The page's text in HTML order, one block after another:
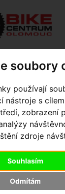
soubory
používají
nástroje s
zobrazení
zdroje
Souhlasím
Odmítám
Shox Reverb
Rock Shox